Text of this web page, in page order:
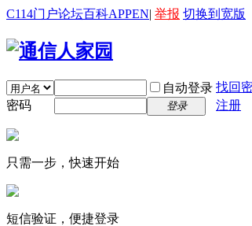
C114门户论坛百科APPEN| 举报 切换到宽版
自动登录 找回
密码
登录 注册
只需一步，快速开始
短信验证，便捷登录